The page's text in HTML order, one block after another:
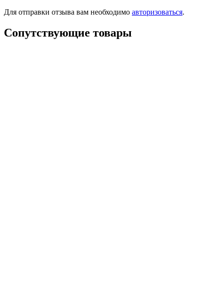
Для отправки отзыва вам необходимо авторизоваться.
Сопутствующие товары